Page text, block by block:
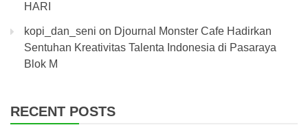
HARI
kopi_dan_seni on Djournal Monster Cafe Hadirkan
Sentuhan Kreativitas Talenta Indonesia di Pasaraya
Blok M
RECENT POSTS